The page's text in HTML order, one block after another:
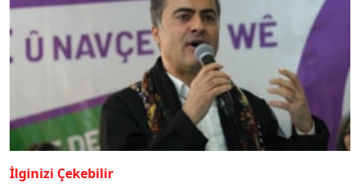
İlginizi Çekebilir